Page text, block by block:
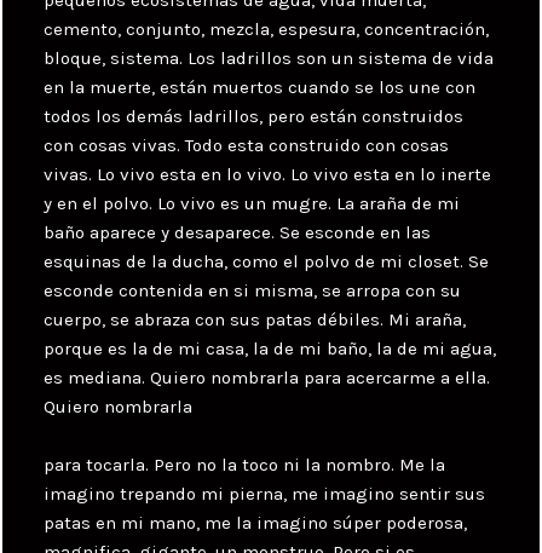
cemento, conjunto, mezcla, espesura, concentración,
bloque, sistema. Los ladrillos son un sistema de vida
en la muerte, están muertos cuando se los une con
todos los demás ladrillos, pero están construidos
con cosas vivas. Todo esta construido con cosas
vivas. Lo vivo esta en lo vivo. Lo vivo esta en lo inerte
y en el polvo. Lo vivo es un mugre. La araña de mi
baño aparece y desaparece. Se esconde en las
esquinas de la ducha, como el polvo de mi closet. Se
esconde contenida en si misma, se arropa con su
cuerpo, se abraza con sus patas débiles. Mi araña,
porque es la de mi casa, la de mi baño, la de mi agua,
es mediana. Quiero nombrarla para acercarme a ella.
Quiero nombrarla
para tocarla. Pero no la toco ni la nombro. Me la
imagino trepando mi pierna, me imagino sentir sus
patas en mi mano, me la imagino súper poderosa,